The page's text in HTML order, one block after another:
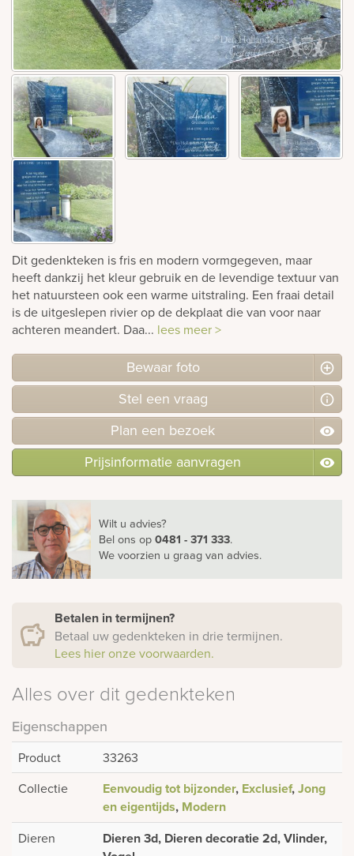
Bekijk
ook:
Dit gedenkteken is fris en modern vormgegeven, maar
heeft dankzij het kleur gebruik en de levendige textuur van
het natuursteen ook een warme uitstraling. Een fraai detail
is de uitgeslepen rivier op de dekplaat die van voor naar
achteren meandert. Daa... lees meer >
Bewaar foto
Stel een vraag
Plan een bezoek
Prijsinformatie aanvragen
Wilt u advies?
Bel ons op0481 - 371 333.
We voorzien u graag van advies.
Betalen in termijnen?
Betaal uw gedenkteken in drie termijnen.
Lees hier onze voorwaarden.
Alles over dit gedenkteken
Eigenschappen
Product
33263
Collectie
Eenvoudig tot bijzonder, Exclusief,Jong
en eigentijds, Modern
Dieren
Dieren 3d, Dieren decoratie 2d, Vlinder,